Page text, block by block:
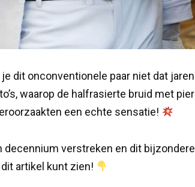
dit onconventionele paar niet dat
waarop de halfrasierte bruid met
een echte sensatie!
decennium verstreken en dit
dit artikel kunt zien!